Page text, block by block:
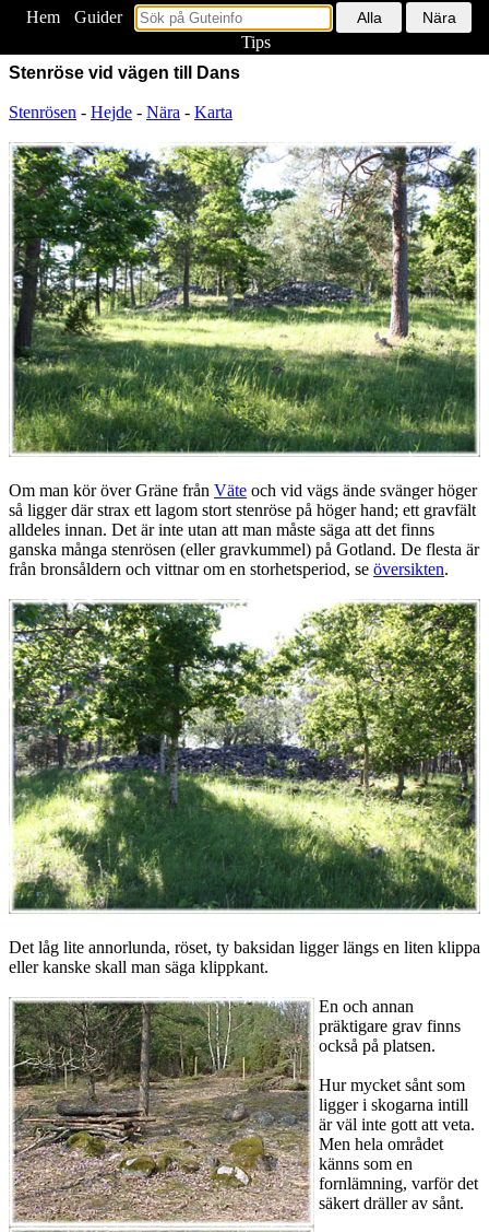
Hem
Guider
Tips
Stenröse vid vägen till Dans
Stenrösen - Hejde - Nära - Karta
Om man kör över Gräne från Väte och vid vägs ände svänger höger
så ligger där strax ett lagom stort stenröse på höger hand; ett gravfält
alldeles innan. Det är inte utan att man måste säga att det finns
ganska många stenrösen (eller gravkummel) på Gotland. De flesta är
från bronsåldern och vittnar om en storhetsperiod, se översikten.
Det låg lite annorlunda, röset, ty baksidan ligger längs en liten klippa
eller kanske skall man säga klippkant.
En och annan
präktigare grav finns
också på platsen.
Hur mycket sånt som
ligger i skogarna intill
är väl inte gott att veta.
Men hela området
känns som en
fornlämning, varför det
säkert dräller av sånt.